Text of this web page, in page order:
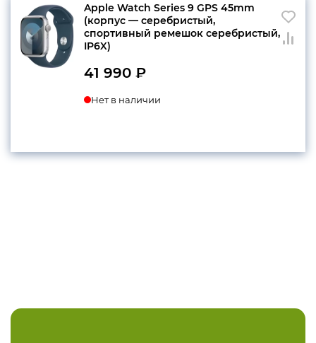
Apple Watch Series 9 GPS 45mm
(корпус — серебристый,
спортивный ремешок серебристый,
IP6X)
41 990 ₽
Нет в наличии